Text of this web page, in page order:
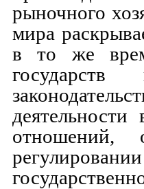
рыночного
мира
в то же
отношений,